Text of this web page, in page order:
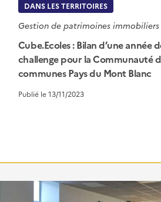
DANS LES TERRITOIRES
Gestion de patrimoines immobiliers
Cube.Ecoles : Bilan d’une année
challenge pour la Communauté
communes Pays du Mont Blanc
Publié le 13/11/2023